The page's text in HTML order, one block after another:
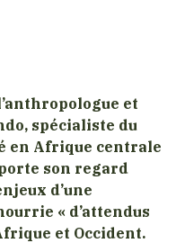
et
spécialiste du
en Afrique centrale
son regard
d’une
« d’attendus
et Occident.